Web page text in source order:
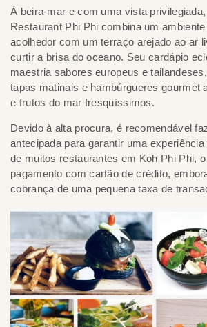
À beira-mar e com uma vista
Restaurant Phi Phi combina um
acolhedor com um terraço arejado ao ar
curtir a brisa do oceano. Seu cardápio
maestria sabores europeus e
tapas matinais e hambúrgueres gourmet
e frutos do mar fresquíssimos.
Devido à alta procura, é recomendável
antecipada para garantir uma
de muitos restaurantes em Koh Phi Phi,
pagamento com cartão de crédito,
cobrança de uma pequena taxa de